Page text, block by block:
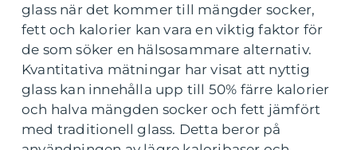
glass när det kommer till mängder socker,
fett och kalorier kan vara en viktig faktor för
de som söker en hälsosammare alternativ.
Kvantitativa mätningar har visat att nyttig
glass kan innehålla upp till 50% färre kalorier
och halva mängden socker och fett jämfört
med traditionell glass. Detta beror på